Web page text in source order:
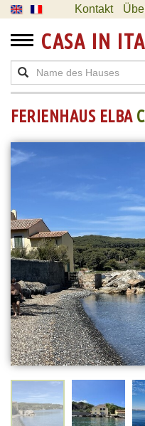
Kontakt
CASA IN
FERIENHAUS ELBA